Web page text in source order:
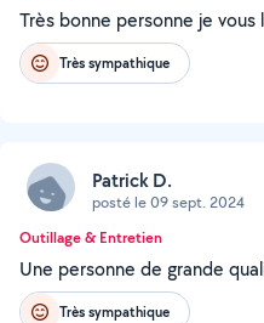
Très bonne personne je vous
Très sympathique
Patrick D.
posté le 09 sept. 2024
Outillage & Entretien
Une personne de grande
Très sympathique